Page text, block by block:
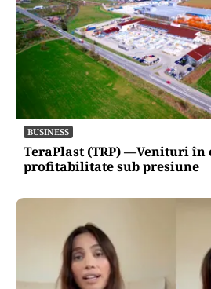
BUSINESS
TeraPlast (TRP) —Venituri în
profitabilitate sub presiune